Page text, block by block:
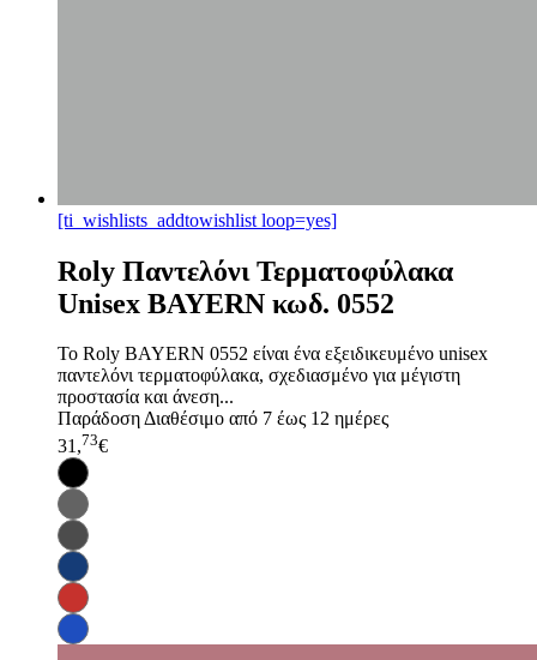
[ti_wishlists_addtowishlist loop=yes]
Roly Παντελόνι Τερματοφύλακα
Unisex BAYERN κωδ. 0552
Το Roly BAYERN 0552 είναι ένα εξειδικευμένο unisex
παντελόνι τερματοφύλακα, σχεδιασμένο για μέγιστη
προστασία και άνεση...
ΠαράδοσηΔιαθέσιμο από 7 έως 12 ημέρες
31,73€